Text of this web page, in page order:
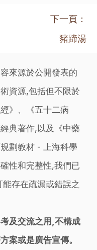
下一頁：
豬蹄湯
來源於公開發表的
資源,包括但不限於
》、《五十二病
典著作,以及《中藥
劃教材 - 上海科學
性和完整性,我們已
存在疏漏或錯誤之
及交流之用,不構成
案或是廣告宣傳。